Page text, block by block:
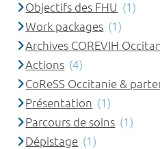
Objectifs des FHU (1)
Work packages (1)
Archives COREVIH
Actions (4)
CoReSS Occitanie &
Présentation (1)
Parcours de soins (1)
Dépistage (1)